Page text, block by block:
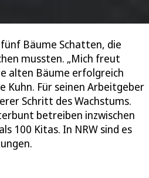
Bäume Schatten, die
mussten. „Mich freut
alten Bäume erfolgreich
Kuhn. Für seinen Arbeitgeber
Schritt des Wachstums.
betreiben inzwischen
100 Kitas. In NRW sind es